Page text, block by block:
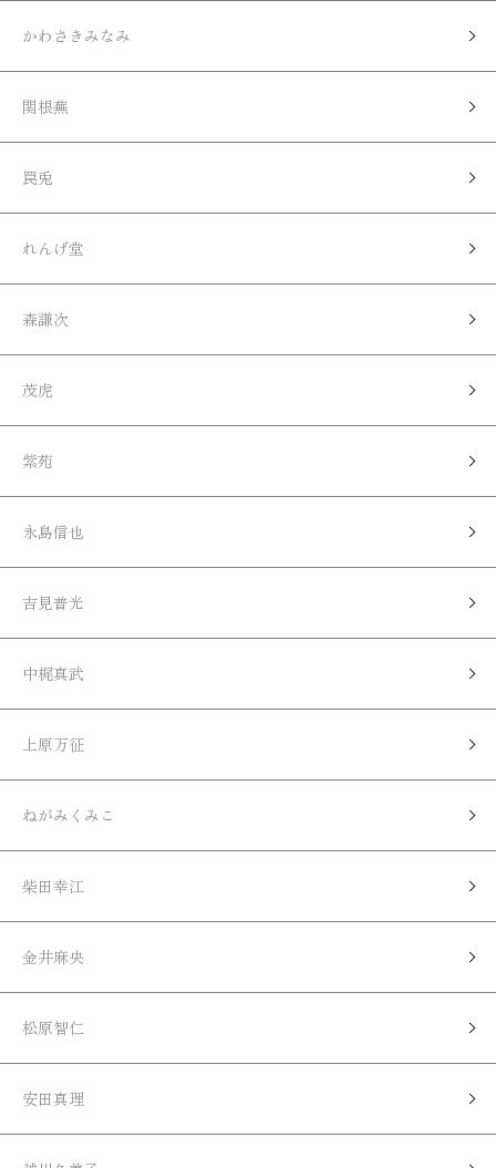
かわさきみなみ
関根蕪
罠兎
れんげ堂
森謙次
茂虎
紫苑
永島信也
吉見普光
中梶真武
上原万征
ねがみくみこ
柴田幸江
金井麻央
松原智仁
安田真理